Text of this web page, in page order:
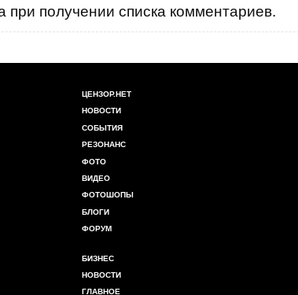
получении списка комментариев.
ЦЕНЗОР.НЕТ
НОВОСТИ
СОБЫТИЯ
РЕЗОНАНС
ФОТО
ВИДЕО
ФОТОШОПЫ
БЛОГИ
ФОРУМ
БИЗНЕС
НОВОСТИ
ГЛАВНОЕ